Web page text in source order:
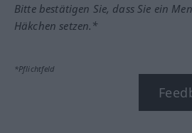
Bitte bestätigen Sie, dass Sie ein
Häkchen setzen.*
*Pflichtfeld